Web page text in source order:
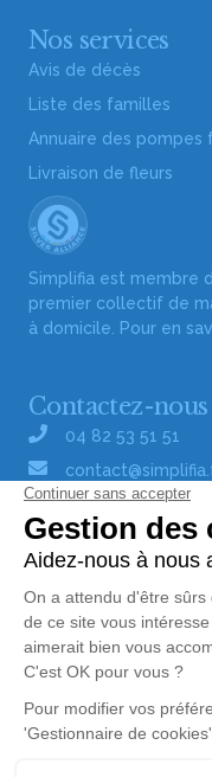
Nos services
Avis de décès
Liste des familles
Annuaire des pompes
Livraison de fleurs
Simplifia est membre
premier collectif de
à domicile. Pour en
Contactez-nous
04 82 53 51 51
Réseaux sociaux
Liens utiles
Publier un avis de
Signaler un abus/une